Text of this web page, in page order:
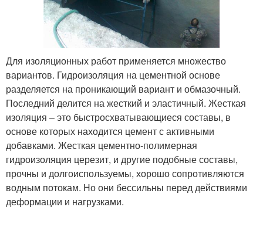
Для изоляционных работ применяется множество
вариантов. Гидроизоляция на цементной основе
разделяется на проникающий вариант и обмазочный.
Последний делится на жесткий и эластичный. Жесткая
изоляция – это быстросхватывающиеся составы, в
основе которых находится цемент с активными
добавками. Жесткая цементно-полимерная
гидроизоляция церезит, и другие подобные составы,
прочны и долгоиспользуемы, хорошо сопротивляются
водным потокам. Но они бессильны перед действиями
деформации и нагрузками.